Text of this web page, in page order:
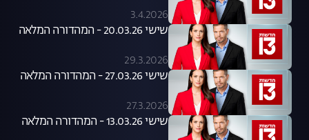
3.4.2026
שישי 20.03.26 - המהדורה המלאה
29.3.2026
שישי 27.03.26 - המהדורה המלאה
27.3.2026
שישי 13.03.26 - המהדורה המלאה